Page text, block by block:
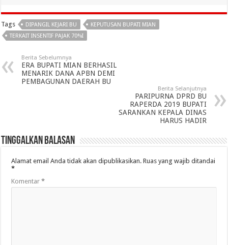
Tags DIPANGIL KEJARI BU
KEPUTUSAN BUPATI MIAN
TERKAIT INSENTIF PAJAK 70%I
Berita Sebelumnya
ERA BUPATI MIAN BERHASIL
MENARIK DANA APBN DEMI
PEMBAGUNAN DAERAH BU
Berita Selanjutnya
PARIPURNA DPRD BU
RAPERDA 2019 BUPATI
SARANKAN KEPALA DINAS
HARUS HADIR
Tinggalkan Balasan
Alamat email Anda tidak akan dipublikasikan. Ruas yang wajib ditandai
*
Komentar*